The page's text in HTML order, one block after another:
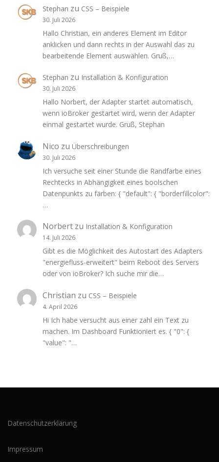
Stephan zu CSS – Beispiele
30. Juli 2026
Hallo Christian, ein anderes Element im Editor
anklicken und dann rechts in der Auswahl das zu
bearbeitende Element auswählen. Gruß,…
Stephan zu Installation & Konfiguration
30. Juli 2026
Hallo Norbert, der Adapter startet automatisch,
wenn ioBroker gestartet wird, wenn der Adapter
einmal gestartet wurde. Gruß, Stephan
Nico zu Überschreibungen
30. Juli 2026
Ich versuche seit einer Stunde die Randfarbe eines
Rechtecks in Abhängigkeit eines boolschen
Datenpunkts zu färben: { "default": { "borderfillcolor":
…
Norbert zu Installation & Konfiguration
14. Juli 2026
Gibt es die Möglichkeit des Autostart des Adapters
"energiefluss-erweitert" beim Reboot des Servers
oder von ioBroker? Ich suche mir die…
Christian zu CSS – Beispiele
4. April 2026
Hi Ich habe versucht aus einer zahl ein Text zu
machen. Im Dashboard Funktioniert es. { "0": {
"value": "…
Datenschutzerklärung
Impressum